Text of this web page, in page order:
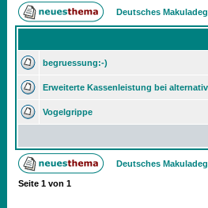
Deutsches
begruessung:-)
Erweiterte Kassenleistung bei
Vogelgrippe
Deutsches
Seite 1 von 1